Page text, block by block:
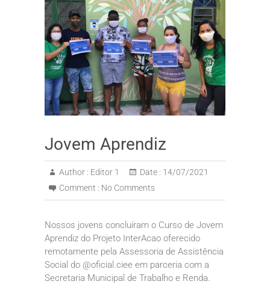
Jovem Aprendiz
Author : Editor 1 Date : 14/07/2021
Comment : No Comments
Nossos jovens concluíram o Curso de Jovem
Aprendiz do Projeto InterAcao oferecido
remotamente pela Assessoria de Assistência
Social do @oficial.ciee em parceria com a
Secretaria Municipal de Trabalho e Renda.